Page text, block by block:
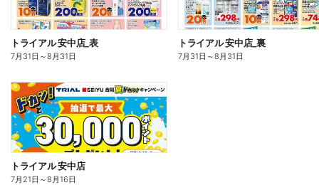
トライアル 安中店_表
7月31日 ～8月31日
トライアル 安中店_裏
7月31日 ～8月31日
トライアル 安中店
7月21日 ～8月16日